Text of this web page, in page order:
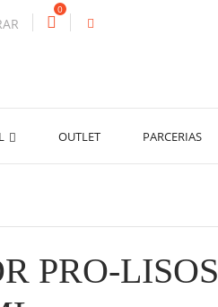
0
OUTLET PARCERIAS
PRO-LISOS